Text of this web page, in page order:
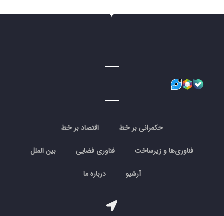
حکمرانی بر خط اقتصاد بر خط
فناوری‌ها و زیرساخت فناوری فضایی بین الملل
آرشیو درباره ما